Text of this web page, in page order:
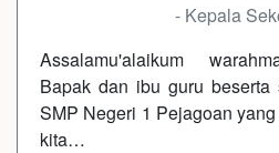
- Kepala
Assalamu'alaikum
Bapak dan ibu guru beserta
SMP Negeri 1 Pejagoan
kita…